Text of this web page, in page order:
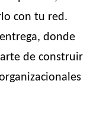
con tu red.
donde
de construir